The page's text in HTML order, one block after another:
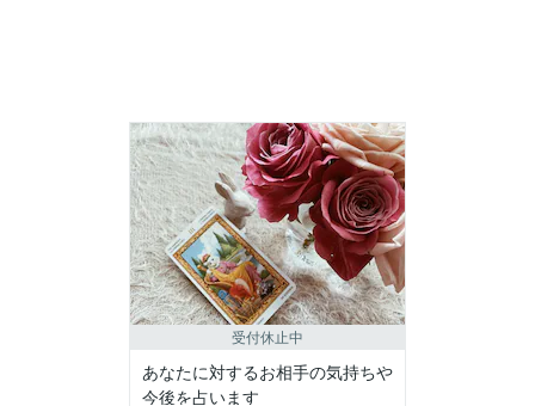
受付休止中
あなたに対するお相手の気持ちや
今後を占います